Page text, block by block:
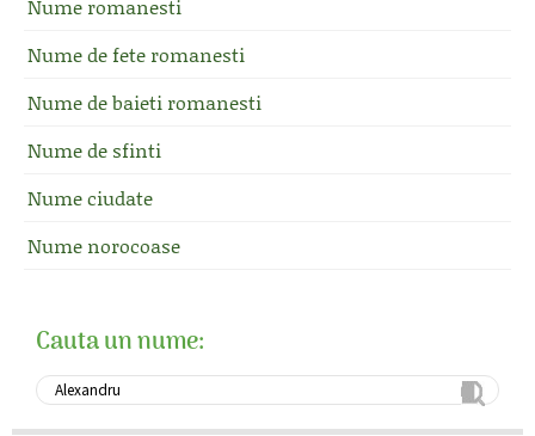
Nume romanesti
Nume de fete romanesti
Nume de baieti romanesti
Nume de sfinti
Nume ciudate
Nume norocoase
Cauta un nume: